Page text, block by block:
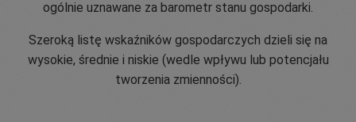
ogólnie uznawane za barometr stanu gospodarki.
Szeroką listę wskaźników gospodarczych dzieli się na
wysokie, średnie i niskie (wedle wpływu lub potencjału
tworzenia zmienności).